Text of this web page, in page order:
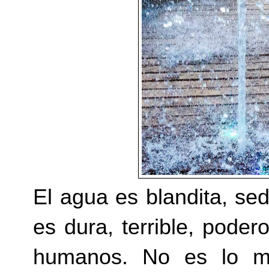
El agua es blandita,
es dura, terrible,
humanos. No es lo